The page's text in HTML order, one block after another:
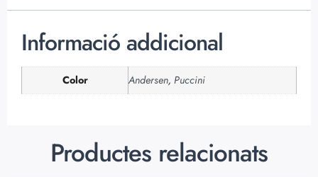
Informació addicional
Color Andersen, Puccini
Productes relacionats